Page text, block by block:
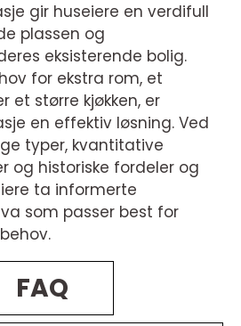
gir huseiere en verdifull
plassen og
eksisterende bolig.
for ekstra rom, et
et større kjøkken, er
en effektiv løsning. Ved
typer, kvantitative
og historiske fordeler og
ta informerte
som passer best for
FAQ